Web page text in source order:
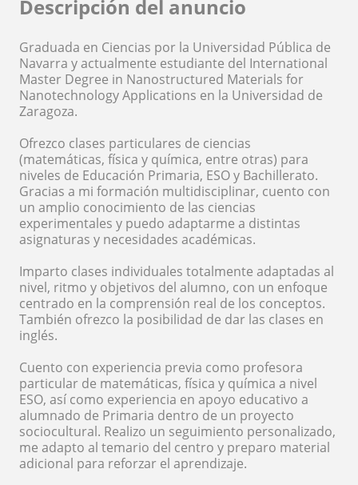
Descripción del anuncio
Graduada en Ciencias por la Universidad Pública de
Navarra y actualmente estudiante del International
Master Degree in Nanostructured Materials for
Nanotechnology Applications en la Universidad de
Zaragoza.
Ofrezco clases particulares de ciencias
(matemáticas, física y química, entre otras) para
niveles de Educación Primaria, ESO y Bachillerato.
Gracias a mi formación multidisciplinar, cuento con
un amplio conocimiento de las ciencias
experimentales y puedo adaptarme a distintas
asignaturas y necesidades académicas.
Imparto clases individuales totalmente adaptadas al
nivel, ritmo y objetivos del alumno, con un enfoque
centrado en la comprensión real de los conceptos.
También ofrezco la posibilidad de dar las clases en
inglés.
Cuento con experiencia previa como profesora
particular de matemáticas, física y química a nivel
ESO, así como experiencia en apoyo educativo a
alumnado de Primaria dentro de un proyecto
sociocultural. Realizo un seguimiento personalizado,
me adapto al temario del centro y preparo material
adicional para reforzar el aprendizaje.